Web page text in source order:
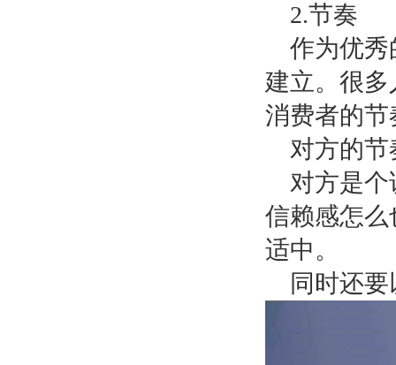
2.节奏
作为优秀
建立。很
消费者的节
对方的
对方是
信赖感怎
适中。
同时还